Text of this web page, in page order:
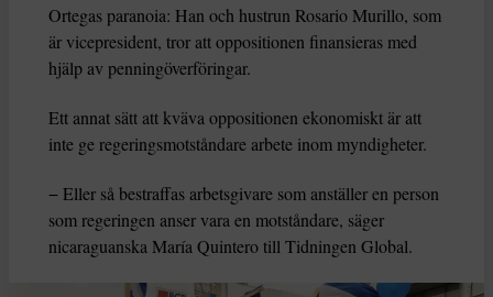
Ortegas paranoia: Han och hustrun Rosario Murillo, som
är vicepresident, tror att oppositionen finansieras med
hjälp av penningöverföringar.
Ett annat sätt att kväva oppositionen ekonomiskt är att
inte ge regeringsmotståndare arbete inom myndigheter.
− Eller så bestraffas arbetsgivare som anställer en person
som regeringen anser vara en motståndare, säger
nicaraguanska María Quintero till Tidningen Global.